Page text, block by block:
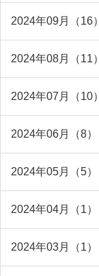
2024年09月（16）
2024年08月（11）
2024年07月（10）
2024年06月（8）
2024年05月（5）
2024年04月（1）
2024年03月（1）